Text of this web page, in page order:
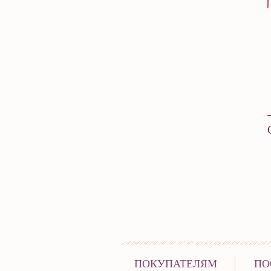
ПОКУПАТЕЛЯМ